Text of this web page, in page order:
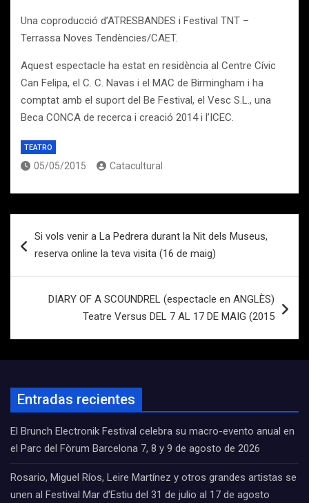
Una coproducció d’ATRESBANDES i Festival TNT –
Terrassa Noves Tendències/CAET.
Aquest espectacle ha estat en residència al Centre Cívic
Can Felipa, el C. C. Navas i el MAC de Birmingham i ha
comptat amb el suport del Be Festival, el Vesc S.L., una
Beca CONCA de recerca i creació 2014 i l’ICEC.
TEATRO
05/05/2015 Catacultural
de
Si vols venir a La Pedrera durant la Nit dels Museus,
reserva online la teva visita (16 de maig)
DIARY OF A SCOUNDREL (espectacle en ANGLÈS)
Teatre Versus DEL 7 AL 17 DE MAIG (2015
Entradas recientes
El Brunch Electronik Festival celebra su macro-evento anual en
el Parc del Fòrum Barcelona 7, 8 y 9 de agosto de 2026
Rosario, Miguel Ríos, Leire Martínez y otros grandes artistas se
unen al Festival Mar d’Estiu del 31 de julio al 17 de agosto